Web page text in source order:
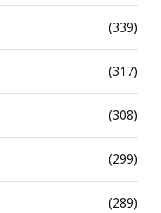
(339)
(317)
(308)
(299)
(289)